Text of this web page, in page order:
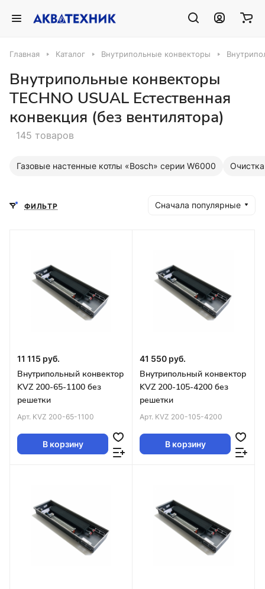
Главная Каталог Внутрипольные конвекторы
Внутрипольные конвекторы
TECHNO USUAL Естественная
конвекция (без вентилятора)
145 товаров
Газовые настенные котлы «Bosch» серии W6000
ФИЛЬТР Сначала популярные
11 115 руб.
Внутрипольный конвектор
KVZ 200-65-1100 без
решетки
Арт. KVZ 200-65-1100
В корзину
41 550 руб.
Внутрипольный конвектор
KVZ 200-105-4200 без
решетки
Арт. KVZ 200-105-4200
В корзину